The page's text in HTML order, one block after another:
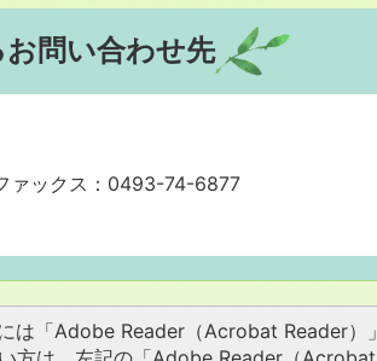
問い合わせ先
ァックス：0493-74-6877
は「Adobe Reader（Acrobat Reader）」